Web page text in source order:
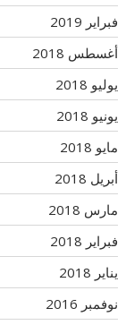
فبراير 2019
أغسطس 2018
يوليو 2018
يونيو 2018
مايو 2018
أبريل 2018
مارس 2018
فبراير 2018
يناير 2018
نوفمبر 2016